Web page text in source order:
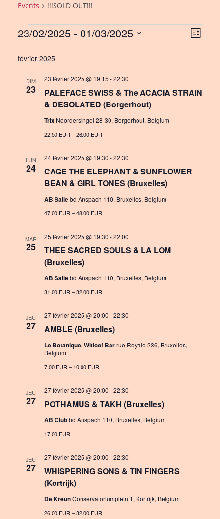
Events !!!SOLD OUT!!!
Events
V
w
i
E
t
L
s
23/02/2025 - 01/03/2025
e
février 2025
DIM
23
PALEFACE SWISS & The ACACIA STRAIN
& DESOLATED (Borgerhout)
23 février 2025 @ 19:15 -22:30
Trix Noordersingel 28-30, Borgerhout, Belgium
22.50 EUR – 26.00 EUR
LUN
24
CAGE THE ELEPHANT & SUNFLOWER
BEAN & GIRL TONES (Bruxelles)
24 février 2025 @ 19:30 -22:30
AB Sallebd Anspach 110, Bruxelles, Belgium
47.00 EUR – 48.00 EUR
MAR
25
THEE SACRED SOULS & LA LOM
(Bruxelles)
25 février 2025 @ 19:30 -22:00
AB Sallebd Anspach 110, Bruxelles, Belgium
31.00 EUR – 32.00 EUR
JEU
27 AMBLE (Bruxelles)
27 février 2025 @ 20:00 -22:30
Le Botanique, Witloof Barrue Royale 236, Bruxelles,
Belgium
7.00 EUR – 10.00 EUR
JEU
27 POTHAMUS & TAKH (Bruxelles)
27 février 2025 @ 20:00 -22:30
AB Clubbd Anspach 110, Bruxelles, Belgium
17.00 EUR
JEU
27
WHISPERING SONS & TIN FINGERS
(Kortrijk)
27 février 2025 @ 20:00 -22:30
De KreunConservatoriumplein 1, Kortrijk, Belgium
26.00 EUR – 32.00 EUR